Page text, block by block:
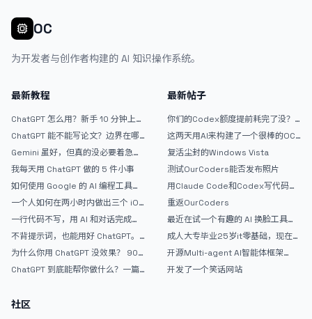
OC
为开发者与创作者构建的 AI 知识操作系统。
最新教程
ChatGPT 怎么用？新手 10 分钟上手
ChatGPT 能不能写论文？边界在哪
Gemini 虽好，但真的没必要着急放
弃 ChatGPT
我每天用 ChatGPT 做的 5 件小事
如何使用 Google 的 AI 编程工具
AntiGravity：独立开发者的新时代
武器
一个人如何在两小时内做出三个 iOS
APP？｜AntiGravity + Gemini 3 实
战完整记录
一行代码不写，用 AI 和对话完成一
个完整网站：《图书天堂》实战记录
不背提示词，也能用好 ChatGPT。
一个万能提问模板
为什么你用 ChatGPT 没效果？ 90%
的人第一步就问错了
ChatGPT 到底能帮你做什么？一篇
最新帖子
你们的Codex额度提前耗完了没？
戒断反应如何？
这两天用AI来构建了一个很棒的OC
论坛精华区
复活尘封的Windows Vista
测试OurCoders能否发布照片
用Claude Code和Codex写代码真
的爽，但是App怎么挣钱还是很难啊
重返OurCoders
最近在试一个有趣的 AI 换脸工具，
效果挺不错
成人大专毕业25岁it零基础，现在想
考软件设计师，有什么好的建议吗，
谢谢！
开源Multi-agent AI智能体框架
aevatar.ai，欢迎大家贡献代码
开发了一个笑话网站
社区